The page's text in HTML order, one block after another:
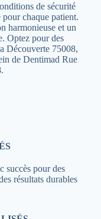
de sécurité
chaque patient.
harmonieuse et un
Optez pour des
Découverte 75008,
de Dentimad Rue
succès pour des
résultats durables